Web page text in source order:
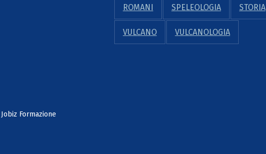
ROMANI SPELEOLOGIA STORIA
VULCANO VULCANOLOGIA
Formazione